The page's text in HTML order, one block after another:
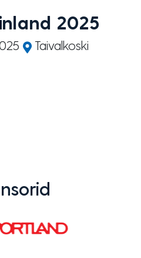
2025
Taivalkoski